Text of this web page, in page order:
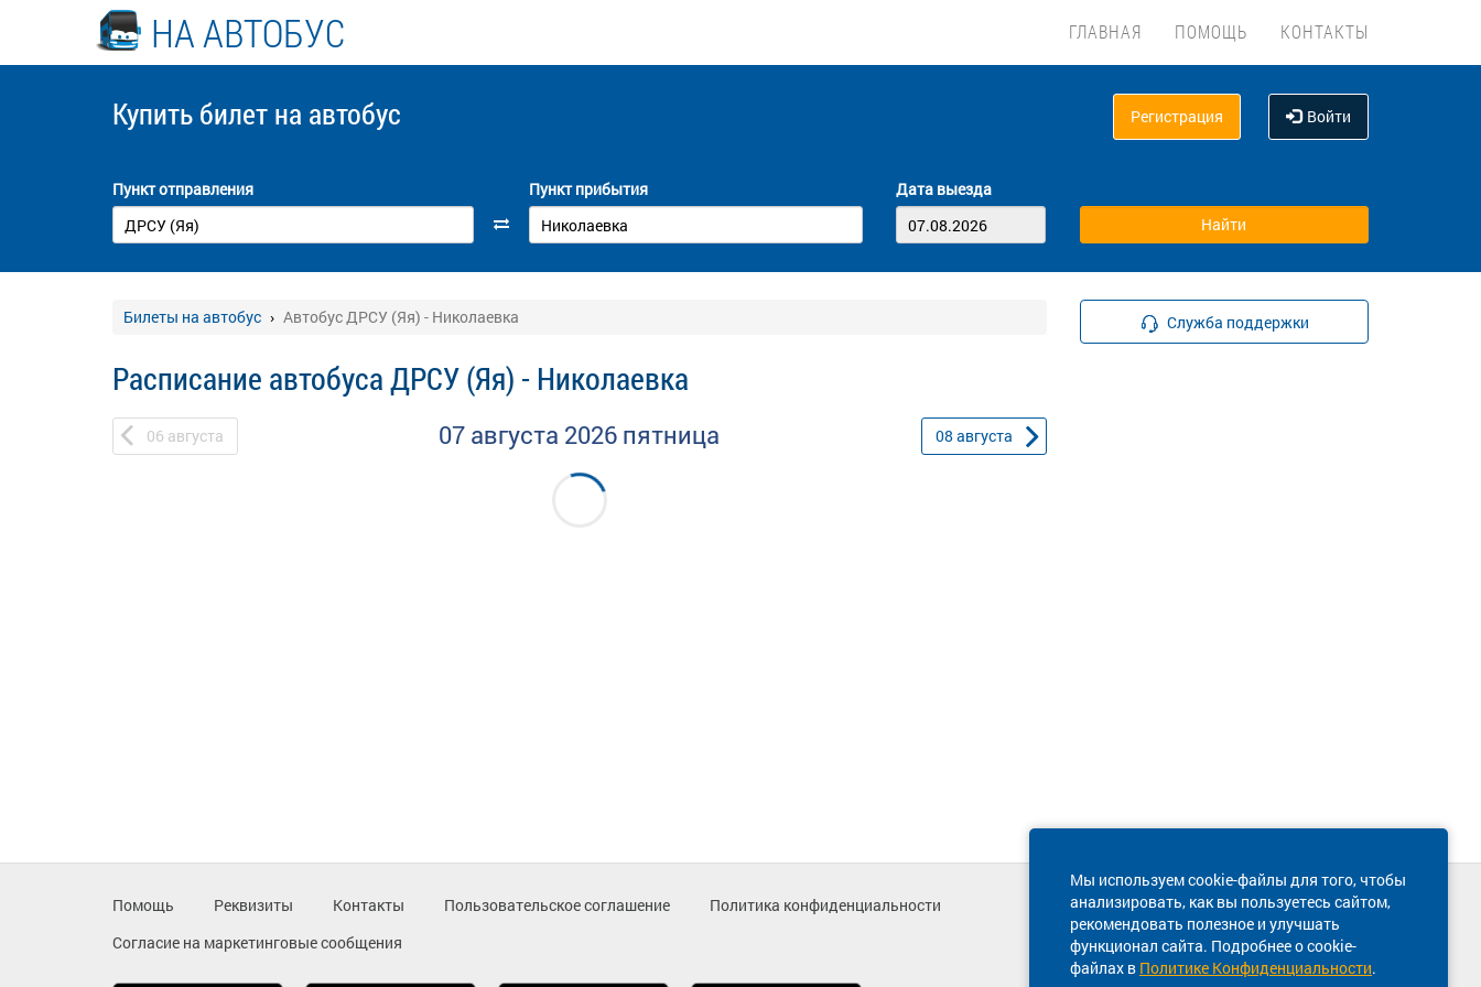
НА АВТОБУС ГЛАВНАЯ ПОМОЩЬ КОНТАКТЫ
Купить билет на автобус Регистрация Войти
Пункт отправления Пункт прибытия Дата выезда
Билеты на автобус Автобус ДРСУ (Яя) - Николаевка
Расписание автобуса ДРСУ (Яя) - Николаевка
06 августа 07 августа 2026 пятница 08 августа
Служба поддержки
Мы используем cookie-файлы для того, чтобы
анализировать, как вы пользуетесь сайтом,
рекомендовать полезное и улучшать
функционал сайта. Подробнее о cookie-
файлах в Политике Конфиденциальности.
Помощь Реквизиты Контакты Пользовательское соглашение
Политика конфиденциальности
Согласие на маркетинговые сообщения
Техническая поддержка сайта
8 800 600-03-38